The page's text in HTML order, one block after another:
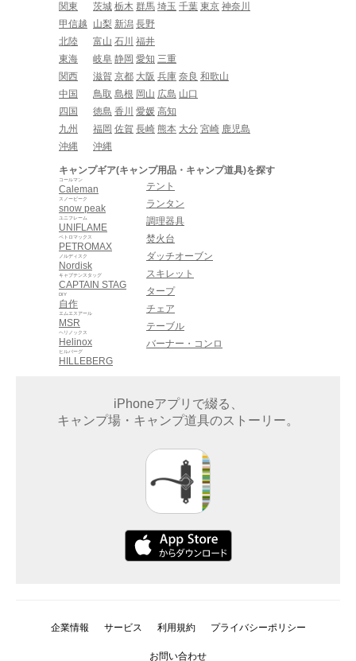
関東
茨城 栃木 群馬 埼玉 千葉 東京 神奈川
甲信越
山梨 新潟 長野
北陸
富山 石川 福井
東海
岐阜 静岡 愛知 三重
関西
滋賀 京都 大阪 兵庫 奈良 和歌山
中国
鳥取 島根 岡山 広島 山口
四国
徳島 香川 愛媛 高知
九州
福岡 佐賀 長崎 熊本 大分 宮崎 鹿児島
沖縄
沖縄
キャンプギア(キャンプ用品・キャンプ道具)を探す
Caleman
コールマン
snow peak
スノーピーク
UNIFLAME
ユニフレーム
PETROMAX
ペトロマックス
Nordisk
ノルディスク
CAPTAIN STAG
キャプテンスタッグ
自作
DIY
MSR
エムエスアール
Helinox
ヘリノックス
HILLEBERG
ヒルバーグ
テント
ランタン
調理器具
焚火台
ダッチオーブン
スキレット
タープ
チェア
テーブル
バーナー・コンロ
iPhoneアプリで綴る、
キャンプ場・キャンプ道具のストーリー。
企業情報 サービス 利用規約 プライバシーポリシー
お問い合わせ